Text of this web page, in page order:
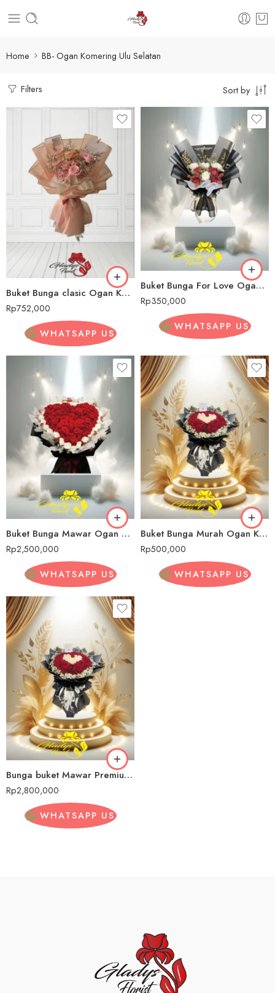
Home BB- Ogan Komering Ulu Selatan
Filters Sort by
Buket Bunga clasic Ogan Komering Ulu Selatan
Rp752,000
WHATSAPP US
Buket Bunga For Love Ogan Komering Ulu Selatan
Rp350,000
WHATSAPP US
Buket Bunga Mawar Ogan Komering Ulu Selatan
Rp2,500,000
WHATSAPP US
Buket Bunga Murah Ogan Komering Ulu Selatan
Rp500,000
WHATSAPP US
Bunga buket Mawar Premium Ogan Komering Ulu Selatan
Rp2,800,000
WHATSAPP US